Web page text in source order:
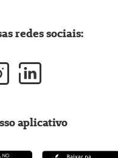
redes sociais:
aplicativo